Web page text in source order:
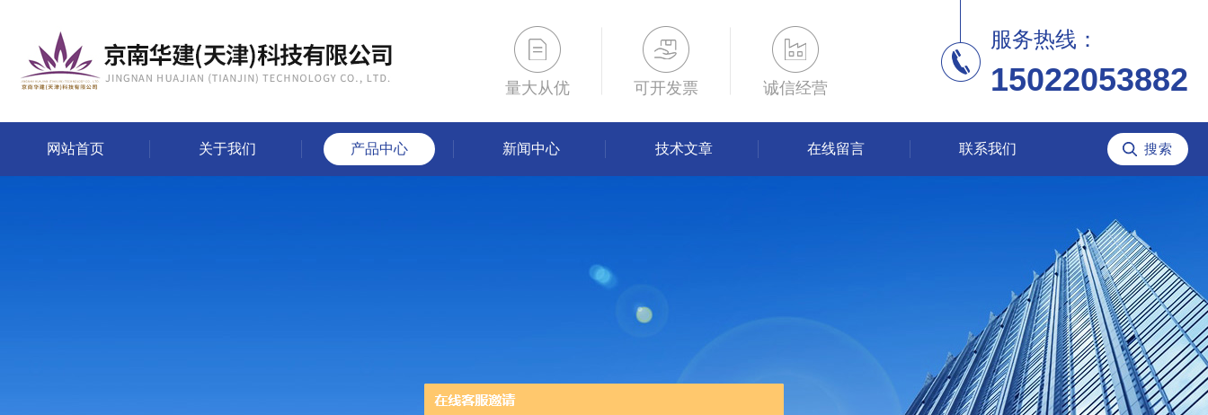
量大从优 可开发票 诚信经营
服务热线：
15022053882
网站首页 关于我们 产品中心 新闻中心 技术文章 在线留言 联系我们